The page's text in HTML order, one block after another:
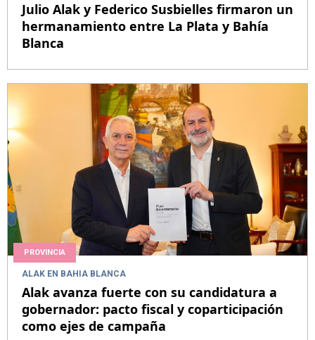
Julio Alak y Federico Susbielles firmaron un
hermanamiento entre La Plata y Bahía
Blanca
PROVINCIA
ALAK EN BAHIA BLANCA
Alak avanza fuerte con su candidatura a
gobernador: pacto fiscal y coparticipación
como ejes de campaña